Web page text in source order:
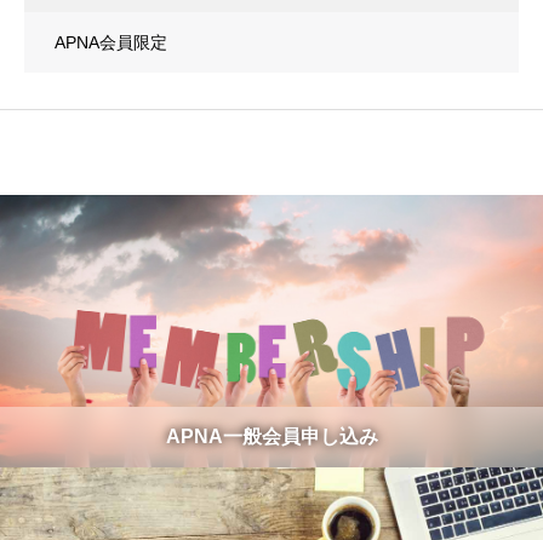
APNA会員限定
APNA一般会員申し込み